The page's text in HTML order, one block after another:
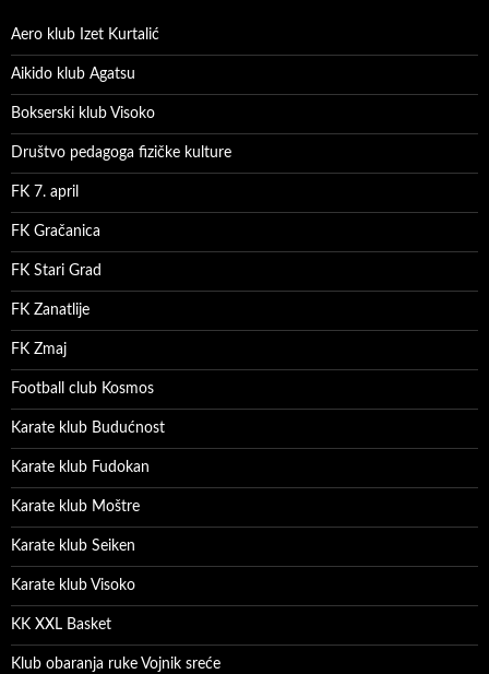
Aero klub Izet Kurtalić
Aikido klub Agatsu
Bokserski klub Visoko
Društvo pedagoga fizičke kulture
FK 7. april
FK Gračanica
FK Stari Grad
FK Zanatlije
FK Zmaj
Football club Kosmos
Karate klub Budućnost
Karate klub Fudokan
Karate klub Moštre
Karate klub Seiken
Karate klub Visoko
KK XXL Basket
Klub obaranja ruke Vojnik sreće